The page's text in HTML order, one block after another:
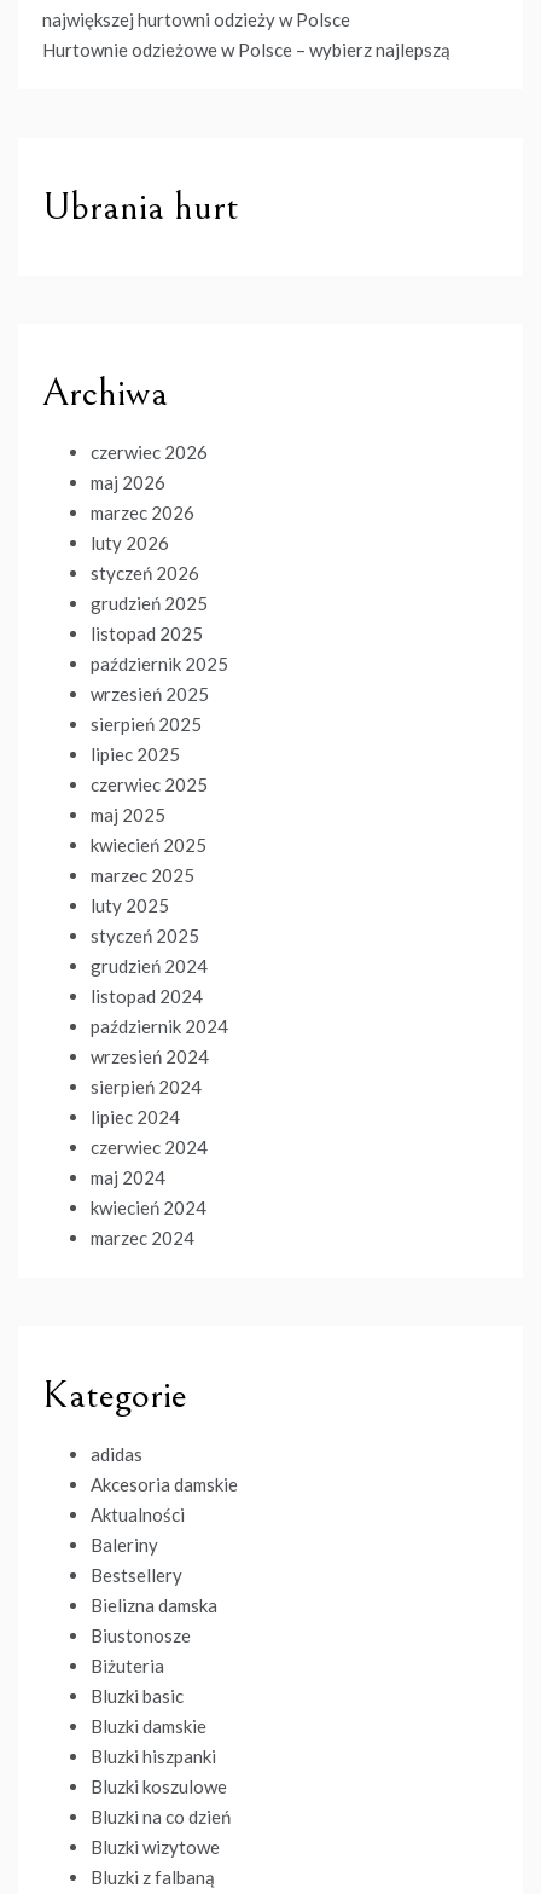
największej hurtowni odzieży w Polsce
Hurtownie odzieżowe w Polsce – wybierz najlepszą
Ubrania hurt
Archiwa
czerwiec 2026
maj 2026
marzec 2026
luty 2026
styczeń 2026
grudzień 2025
listopad 2025
październik 2025
wrzesień 2025
sierpień 2025
lipiec 2025
czerwiec 2025
maj 2025
kwiecień 2025
marzec 2025
luty 2025
styczeń 2025
grudzień 2024
listopad 2024
październik 2024
wrzesień 2024
sierpień 2024
lipiec 2024
czerwiec 2024
maj 2024
kwiecień 2024
marzec 2024
Kategorie
adidas
Akcesoria damskie
Aktualności
Baleriny
Bestsellery
Bielizna damska
Biustonosze
Biżuteria
Bluzki basic
Bluzki damskie
Bluzki hiszpanki
Bluzki koszulowe
Bluzki na co dzień
Bluzki wizytowe
Bluzki z falbaną